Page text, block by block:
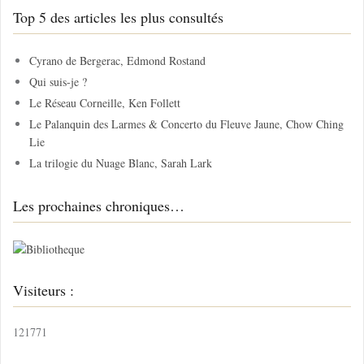
e
r
c
r
Top 5 des articles les plus consultés
Cyrano de Bergerac, Edmond Rostand
Qui suis-je ?
Le Réseau Corneille, Ken Follett
Le Palanquin des Larmes & Concerto du Fleuve Jaune, Chow Ching
Lie
La trilogie du Nuage Blanc, Sarah Lark
Les prochaines chroniques…
Visiteurs :
121771